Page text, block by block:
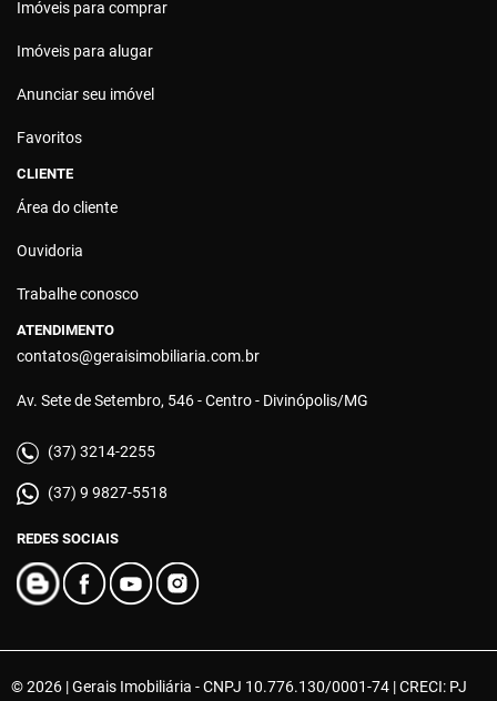
Imóveis para comprar
Imóveis para alugar
Anunciar seu imóvel
Favoritos
CLIENTE
Área do cliente
Ouvidoria
Trabalhe conosco
ATENDIMENTO
contatos@geraisimobiliaria.com.br
Av. Sete de Setembro, 546 - Centro - Divinópolis/MG
(37) 3214-2255
(37) 9 9827-5518
REDES SOCIAIS
© 2026 | Gerais Imobiliária - CNPJ 10.776.130/0001-74 | CRECI: PJ